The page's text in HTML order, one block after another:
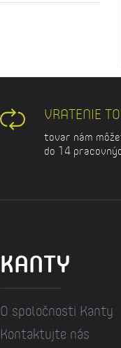
VRATENIE
tovar nám
do 14
KANTY
O spoločnosti Kanty
Kontaktujte nás